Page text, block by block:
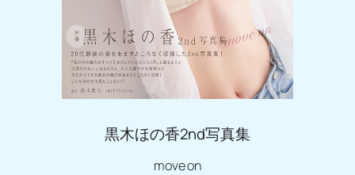
黒木ほの香2nd写真集
move on